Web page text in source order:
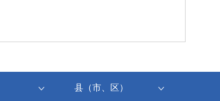
县（市、区）